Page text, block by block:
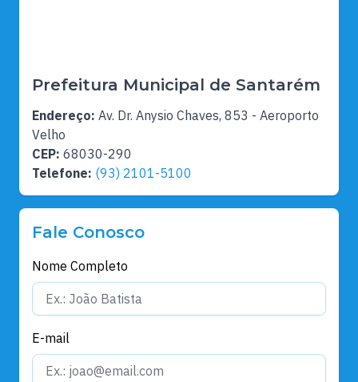
Prefeitura Municipal de Santarém
Endereço: Av. Dr. Anysio Chaves, 853 - Aeroporto
Velho
CEP: 68030-290
Telefone: (93) 2101-5100
Fale Conosco
Nome Completo
E-mail